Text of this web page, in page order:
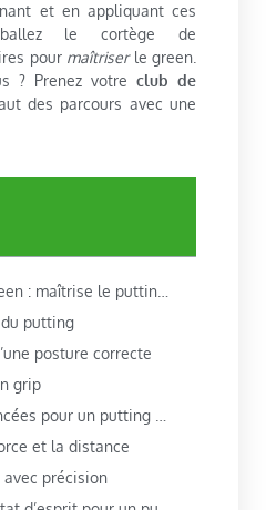
et en appliquant ces
le cortège de
pour maîtriserle green.
? Prenez votre club de
des parcours avec une
putting
posture correcte
grip
et la distance
précision